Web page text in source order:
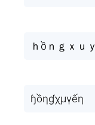
ｈồｎｇｘｕ
ɧồηɠχμγếη